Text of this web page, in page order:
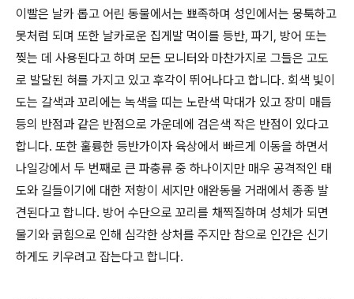
이빨은 날카 롭고 어린 동물에서는 뾰족하며 성인에서는 뭉툭하고
못처럼 되며 또한 날카로운 집게발 먹이를 등반, 파기, 방어 또는
찢는 데 사용된다고 하며 모든 모니터와 마찬가지로 그들은 고도
로 발달된 혀를 가지고 있고 후각이 뛰어나다고 합니다. 회색 빛이
도는 갈색과 꼬리에는 녹색을 띠는 노란색 막대가 있고 장미 매듭
등의 반점과 같은 반점으로 가운데에 검은색 작은 반점이 있다고
합니다. 또한 훌륭한 등반가이자 육상에서 빠르게 이동을 하면서
나일강에서 두 번째로 큰 파충류 중 하나이지만 매우 공격적인 태
도와 길들이기에 대한 저항이 세지만 애완동물 거래에서 종종 발
견된다고 합니다. 방어 수단으로 꼬리를 채찍질하며 성체가 되면
물기와 긁힘으로 인해 심각한 상처를 주지만 참으로 인간은 신기
하게도 키우려고 잡는다고 합니다.